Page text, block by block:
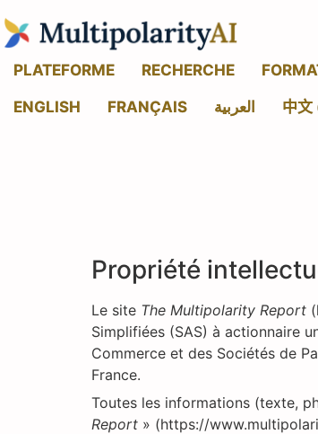
PLATEFORME RECHERCHE
ENGLISH FRANÇAIS العربية 中文
Propriété
Le site The Multipolarity Report
Simplifiées (SAS) à actionnaire
Commerce et des Sociétés de
France.
Toutes les informations (texte,
Report » (https://